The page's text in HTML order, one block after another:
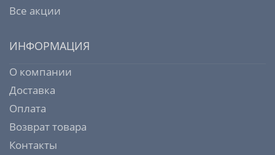
Все акции
ИНФОРМАЦИЯ
О компании
Доставка
Оплата
Возврат товара
Контакты